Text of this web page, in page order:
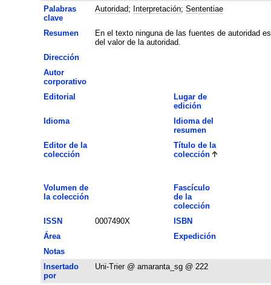
Palabras
clave
Autoridad; Interpretación; Sententiae
Resumen
En el texto ninguna de las fuentes de autoridad
del valor de la autoridad.
Dirección
Autor
corporativo
Editorial
Lugar de
edición
Idioma
Idioma del
resumen
Editor de la
colección
Título de la
colección
Volumen de
la colección
Fascículo
de la
colección
ISSN
0007490X
ISBN
Área
Expedición
Notas
Insertado
por
Uni-Trier @ amaranta_sg @ 222